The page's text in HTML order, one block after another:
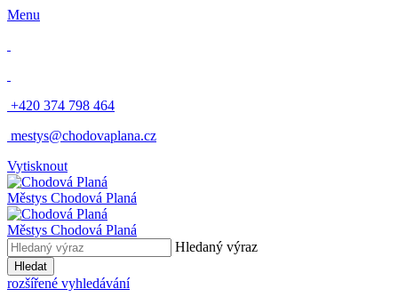
Menu
+420 374 798 464
mestys@chodovaplana.cz
Vytisknout
Městys Chodová Planá
Městys Chodová Planá
Hledaný výraz
Hledat
rozšířené vyhledávání